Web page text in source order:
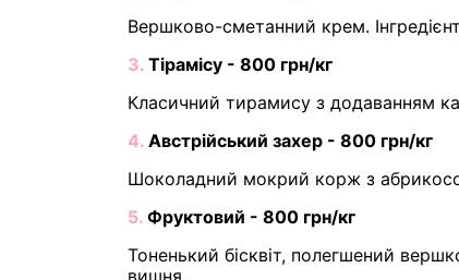
Вершково-сметанний крем.
3. Тірамісу - 800 грн/кг
Класичний тирамису з додаванням
4. Австрійський захер - 800 грн/кг
Шоколадний мокрий корж з
5. Фруктовий - 800 грн/кг
Тоненький бісквіт, полегшений
вишня.